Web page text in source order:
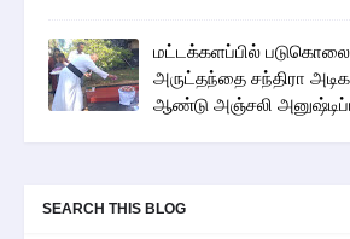
மட்டக்களப்பில் படுகொலை
அருட்தந்தை சந்திரா
ஆண்டு அஞ்சலி
SEARCH THIS BLOG